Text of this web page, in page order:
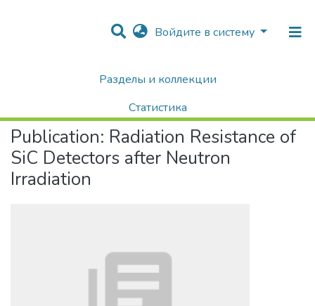
Войдите в систему
Разделы и коллекции
Статистика
Поиск
Научные публикации / Препринты
Publication: Radiation Resistance of
SiC Detectors after Neutron
Irradiation